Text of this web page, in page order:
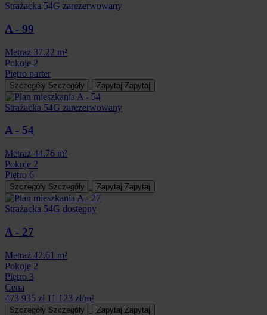
Strażacka 54G zarezerwowany
A - 99
Metraż 37.22 m²
Pokoje 2
Piętro parter
Szczegóły Szczegóły Zapytaj Zapytaj
Strażacka 54G zarezerwowany
A - 54
Metraż 44.76 m²
Pokoje 2
Piętro 6
Szczegóły Szczegóły Zapytaj Zapytaj
Strażacka 54G dostępny
A - 27
Metraż 42.61 m²
Pokoje 2
Piętro 3
Cena
473 935 zł 11 123 zł/m²
Szczegóły Szczegóły Zapytaj Zapytaj